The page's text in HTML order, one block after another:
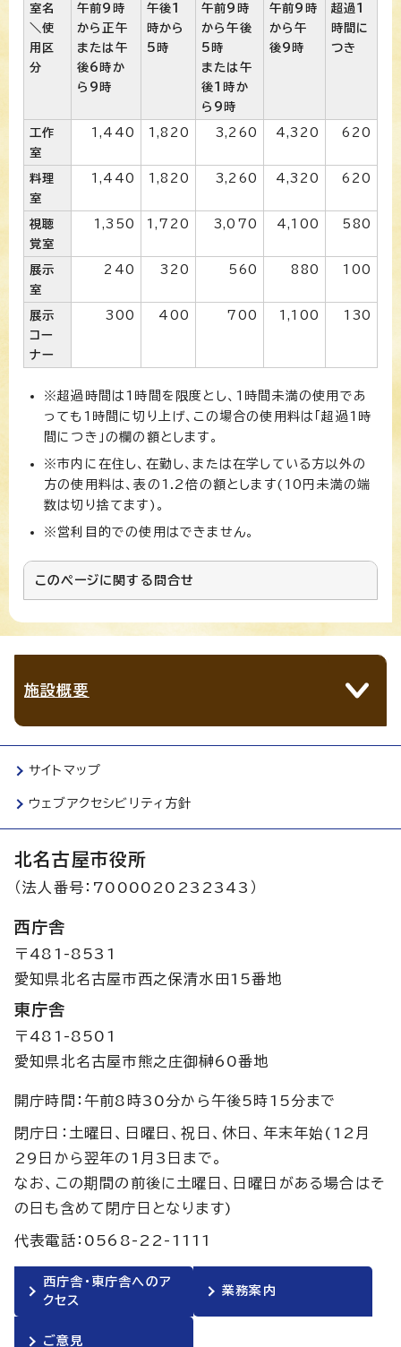
室名
＼使
用区
分
午前9時
から正午
または午
後6時か
ら9時
午後1
時から
5時
午前9時
から午後
5時
または午
後1時か
ら9時
午前9時
から午
後9時
超過1
時間に
つき
工作
室
1,440 1,820 3,260 4,320 620
料理
室
1,440 1,820 3,260 4,320 620
視聴
覚室
1,350 1,720 3,070 4,100 580
展示
室
240 320 560 880 100
展示
コー
ナー
300 400 700 1,100 130
※超過時間は1時間を限度とし、1時間未満の使用であ
っても1時間に切り上げ、この場合の使用料は「超過1時
間につき」の欄の額とします。
※市内に在住し、在勤し、または在学している方以外の
方の使用料は、表の1.2倍の額とします(10円未満の端
数は切り捨てます)。
※営利目的での使用はできません。
このページに関する 問合せ
施設概要
サイトマップ
ウェブアクセシビリティ方針
北名古屋市役所
（法人番号：7000020232343）
西庁舎
〒481-8531
愛知県北名古屋市西之保清水田15番地
東庁舎
〒481-8501
愛知県北名古屋市熊之庄御榊60番地
開庁時間：午前8時30分から午後5時15分まで
閉庁日：土曜日、日曜日、祝日、休日、年末年始(12月
29日から翌年の1月3日まで。
なお、この期間の前後に土曜日、日曜日がある場合はそ
の日も含めて閉庁日となります)
代表電話：0568-22-1111
西庁舎・東庁舎へのア
クセス
業務案内
ご意見